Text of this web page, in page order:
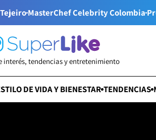
MasterChef Celebrity Colombia
interés, tendencias y entretenimiento
DE VIDA Y BIENESTAR TENDENCIAS